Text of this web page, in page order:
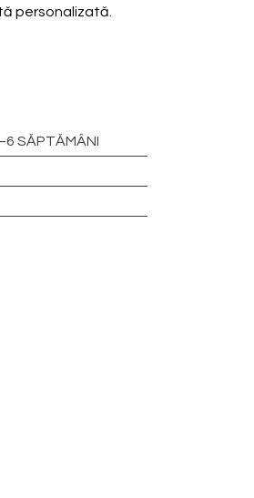
personalizată.
SĂPTĂMÂNI